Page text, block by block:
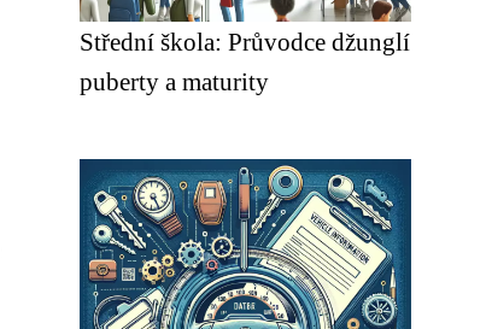
Střední škola: Průvodce džunglí
puberty a maturity